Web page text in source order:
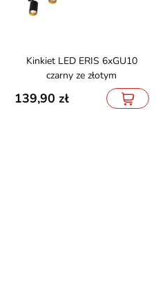
Kinkiet LED ERIS 6xGU10
czarny ze złotym
139,90